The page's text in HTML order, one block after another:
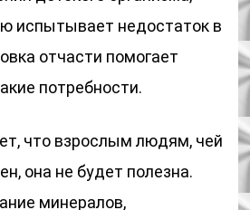
испытывает недостаток в
отчасти помогает
потребности.
что взрослым людям, чей
она не будет полезна.
минералов,